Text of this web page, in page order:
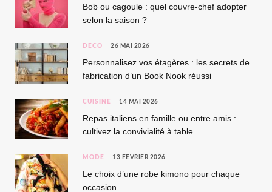
Bob ou cagoule : quel couvre-chef adopter
selon la saison ?
DÉCO 26 MAI 2026
Personnalisez vos étagères : les secrets de
fabrication d’un Book Nook réussi
CUISINE 14 MAI 2026
Repas italiens en famille ou entre amis :
cultivez la convivialité à table
MODE 13 FÉVRIER 2026
Le choix d’une robe kimono pour chaque
occasion